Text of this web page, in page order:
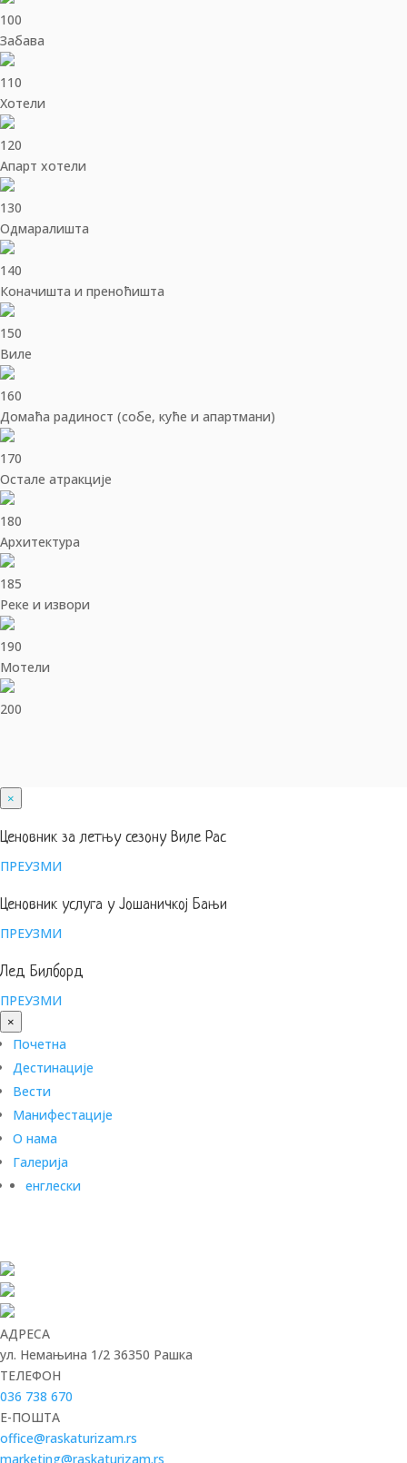
100
Забава
110
Хотели
120
Апарт хотели
130
Одмаралишта
140
Коначишта и преноћишта
150
Виле
160
Домаћа радиност (собе, куће и апартмани)
170
Остале атракције
180
Архитектура
185
Реке и извори
190
Мотели
200
×
Ценовник за летњу сезону Виле Рас
ПРЕУЗМИ
Ценовник услуга у Јошаничкој Бањи
ПРЕУЗМИ
Лед Билборд
ПРЕУЗМИ
×
Почетна
Дестинације
Вести
Манифестације
О нама
Галерија
енглески
АДРЕСА
ул. Немањина 1/2 36350 Рашка
ТЕЛЕФОН
036 738 670
E-ПОШТА
office@raskaturizam.rs
marketing@raskaturizam.rs